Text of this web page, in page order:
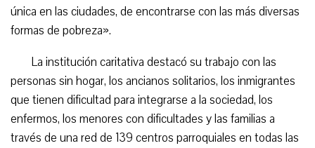
única en las ciudades, de encontrarse con las más diversas
formas de pobreza».
La institución caritativa destacó su trabajo con las
personas sin hogar, los ancianos solitarios, los inmigrantes
que tienen dificultad para integrarse a la sociedad, los
enfermos, los menores con dificultades y las familias a
través de una red de 139 centros parroquiales en todas las